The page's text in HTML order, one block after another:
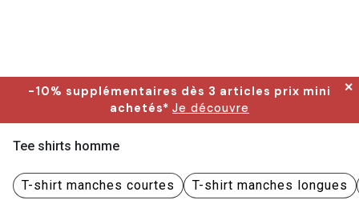
-10% supplémentaires dès 3 articles prix mini
achetés* Je découvre
✕
Tee shirts homme
T-shirt manches courtes T-shirt manches longues